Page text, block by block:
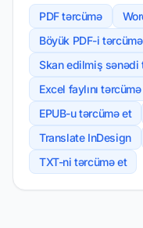
PDF tərcümə
Böyük PDF-i
Skan edilmiş sənədi
Excel faylını
EPUB-u tərcümə et
Translate InDesign
TXT-ni tərcümə et